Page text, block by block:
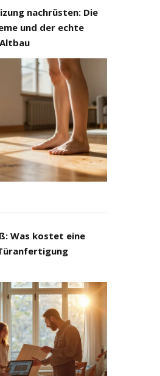
nachrüsten: Die
und der echte
Was kostet eine